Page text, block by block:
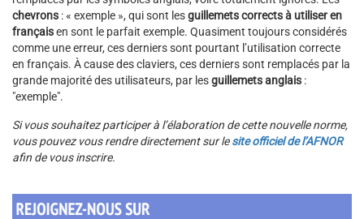
chevrons : « exemple », qui sont lesguillemets corrects à utiliser en
françaisen sont le parfait exemple. Quasiment toujours considérés
comme une erreur, ces derniers sont pourtant l’utilisation correcte
en français. À cause des claviers, ces derniers sont remplacés par la
grande majorité des utilisateurs, par lesguillemets anglais :
"exemple".
Si vous souhaitez participer à l’élaboration de cette nouvelle norme,
vous pouvez vous rendre directement sur lesite officiel de l’AFNOR
afin de vous inscrire.